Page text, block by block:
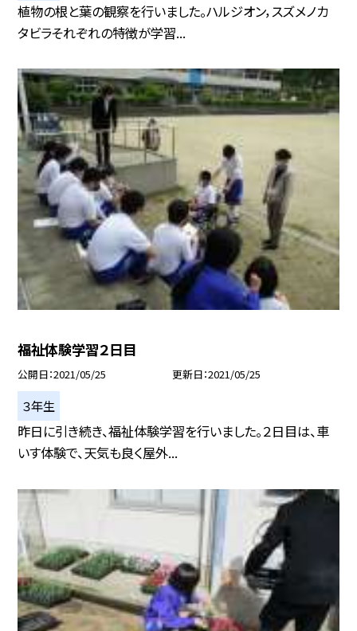
植物の根と葉の観察を行いました。ハルジオン，スズメノカ
タビラそれぞれの特徴が学習...
福祉体験学習２日目
公開日 2021/05/25 更新日 2021/05/25
３年生
昨日に引き続き、福祉体験学習を行いました。２日目は、車
いす体験で、天気も良く屋外...